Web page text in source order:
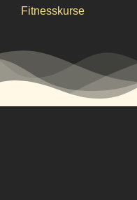
Fitnesskurse